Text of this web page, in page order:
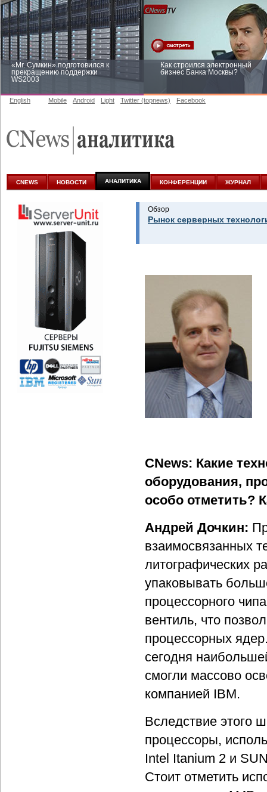
«Mr. Сумкин» подготовился к
прекращению поддержки
WS2003
Как строился электронный
бизнес Банка Москвы?
аналитике
English Mobile Android Light Twitter (topnews) Facebook
CNEWS НОВОСТИ АНАЛИТИКА КОНФЕРЕНЦИИ ЖУРНАЛ
Обзор
Рынок серверных
CNews: Какие
оборудования,
особо отметить?
Андрей Дочкин:
взаимосвязанных
литографических
упаковывать
процессорного
вентиль, что
процессорных
сегодня
смогли массово
компанией IBM.
Вследствие этого
процессоры,
Intel Itanium 2 и
Стоит отметить